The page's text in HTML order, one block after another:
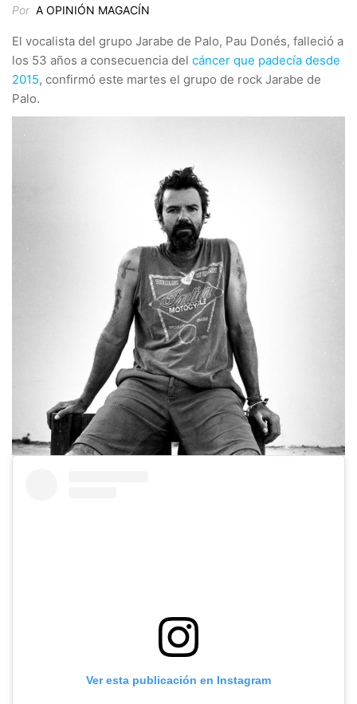
Por A OPINIÓN MAGACÍN
El vocalista del grupo Jarabe de Palo, Pau Donés, falleció a
los 53 años a consecuencia del cáncer que padecía desde
2015, confirmó este martes el grupo de rock Jarabe de
Palo.
Ver esta publicación en Instagram